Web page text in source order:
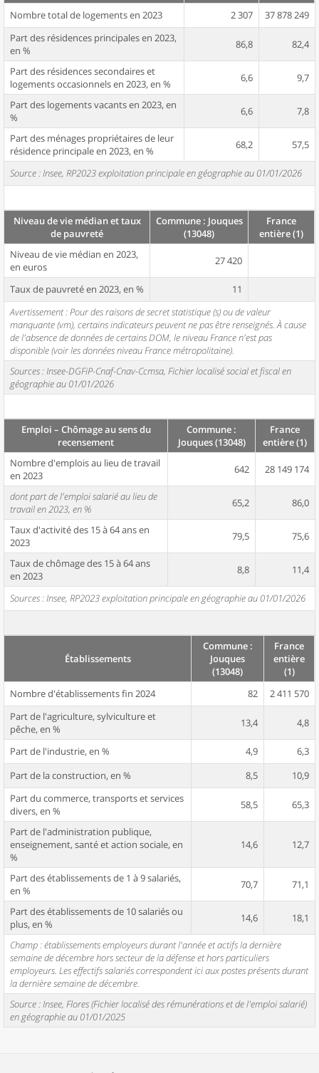
Nombre total de logements en 2023 2 307
37 878 249
Part des résidences principales en 2023,
en %
86,8 82,4
Part des résidences secondaires et
logements occasionnels en 2023, en %
6,6 9,7
Part des logements vacants en 2023, en
%
6,6 7,8
Part des ménages propriétaires de leur
résidence principale en 2023, en %
68,2 57,5
Source : Insee, RP2023 exploitation principale en géographie au 01/01/2026
Niveau de vie médian et taux
de pauvreté
Commune : Jouques
(13048)
France
entière (1)
Niveau de vie médian en 2023,
en euros
27 420
Taux de pauvreté en 2023, en %
11
Avertissement : Pour des raisons de secret statistique (s) ou de valeur
manquante (vm), certains indicateurs peuvent ne pas être renseignés. À cause
de l'absence de données de certains DOM, le niveau France n'est pas
disponible (voir les données niveau France métropolitaine).
Sources : Insee-DGFiP-Cnaf-Cnav-Ccmsa, Fichier localisé social et fiscal en
géographie au 01/01/2026
Emploi – Chômage au sens du
recensement
Commune :
Jouques (13048)
France
entière (1)
Nombre d'emplois au lieu de travail
en 2023
642 28 149 174
dont part de l'emploi salarié au lieu de
travail en 2023, en %
65,2 86,0
Taux d'activité des 15 à 64 ans en
2023
79,5 75,6
Taux de chômage des 15 à 64 ans
en 2023
8,8 11,4
Sources : Insee, RP2023 exploitation principale en géographie au 01/01/2026
Établissements
Commune :
Jouques
(13048)
France
entière
(1)
Nombre d'établissements fin 2024
82
2 411 570
Part de l'agriculture, sylviculture et
pêche, en %
13,4 4,8
Part de l'industrie, en % 4,9
6,3
Part de la construction, en %
8,5
10,9
Part du commerce, transports et services
divers, en %
58,5 65,3
Part de l'administration publique,
enseignement, santé et action sociale, en
%
14,6 12,7
Part des établissements de 1 à 9 salariés,
en %
70,7 71,1
Part des établissements de 10 salariés ou
plus, en %
14,6 18,1
Champ : établissements employeurs durant l'année et actifs la dernière
semaine de décembre hors secteur de la défense et hors particuliers
employeurs. Les effectifs salariés correspondent ici aux postes présents durant
la dernière semaine de décembre.
Source : Insee, Flores (Fichier localisé des rémunérations et de l'emploi salarié)
en géographie au 01/01/2025